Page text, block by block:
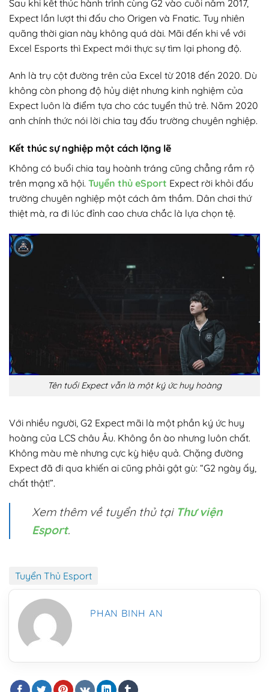
Sau khi kết thúc hành trình cùng G2 vào cuối năm 2017,
Expect lần lượt thi đấu cho Origen và Fnatic. Tuy nhiên
quãng thời gian này không quá dài. Mãi đến khi về với
Excel Esports thì Expect mới thực sự tìm lại phong độ.
Anh là trụ cột đường trên của Excel từ 2018 đến 2020. Dù
không còn phong độ hủy diệt nhưng kinh nghiệm của
Expect luôn là điểm tựa cho các tuyển thủ trẻ. Năm 2020
anh chính thức nói lời chia tay đấu trường chuyên nghiệp.
Kết thúc sự nghiệp một cách lặng lẽ
Không có buổi chia tay hoành tráng cũng chẳng rầm rộ
trên mạng xã hội. Tuyển thủ eSport Expect rời khỏi đấu
trường chuyên nghiệp một cách âm thầm. Dân chơi thứ
thiệt mà, ra đi lúc đỉnh cao chưa chắc là lựa chọn tệ.
Tên tuổi Expect vẫn là một ký ức huy hoàng
Với nhiều người, G2 Expect mãi là một phần ký ức huy
hoàng của LCS châu Âu. Không ồn ào nhưng luôn chất.
Không màu mè nhưng cực kỳ hiệu quả. Chặng đường
Expect đã đi qua khiến ai cũng phải gật gù: “G2 ngày ấy,
chất thật!”.
Xem thêm về tuyển thủ tại Thư viện
Esport.
Tuyển Thủ Esport
PHAN BINH AN